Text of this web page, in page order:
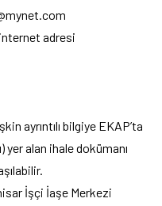
adresi
ayrıntılı bilgiye EKAP’ta
alan ihale dokümanı
İşçi İaşe Merkezi